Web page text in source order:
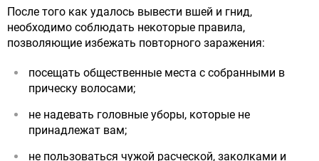
После того как удалось вывести вшей и гнид,
необходимо соблюдать некоторые правила,
позволяющие избежать повторного заражения:
посещать общественные места с собранными в
прическу волосами;
не надевать головные уборы, которые не
принадлежат вам;
не пользоваться чужой расческой, заколками и